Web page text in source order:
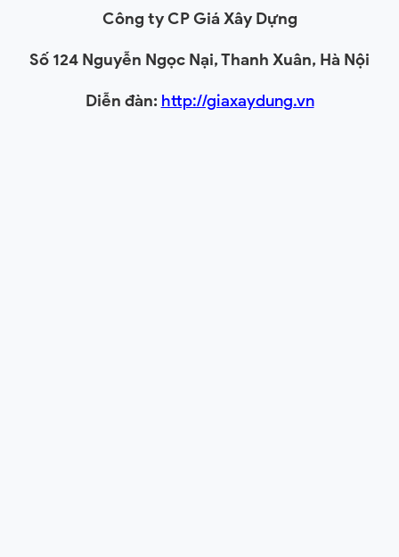
Công ty CP Giá Xây Dựng
Số 124 Nguyễn Ngọc Nại, Thanh Xuân, Hà Nội
Diễn đàn: http://giaxaydung.vn